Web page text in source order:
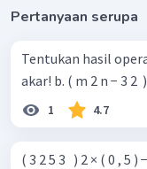
Pertanyaan serupa
Tentukan hasil
akar! b. ( m 2 n − 3 2
1 4.7
( 3 2 5 3 ​ ​ ) 2 × ( 0 , 5 )